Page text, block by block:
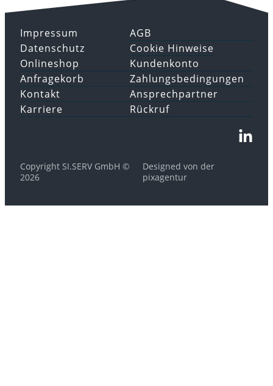
Impressum
Datenschutz
AGB
Cookie Hinweise
Onlineshop
Anfragekorb
Kundenkonto
Zahlungsbedingungen
Kontakt
Karriere
Ansprechpartner
Rückruf
Copyright SI.SERV GmbH ©
2026
Designed von der
pixagentur